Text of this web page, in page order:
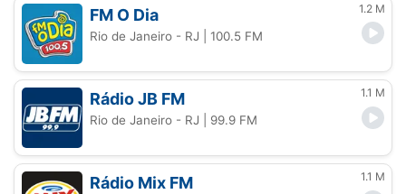
FM O Dia 1.2 M
Rio de Janeiro - RJ | 100.5 FM
Rádio JB FM 1.1 M
Rio de Janeiro - RJ | 99.9 FM
Rádio Mix FM 1.1 M